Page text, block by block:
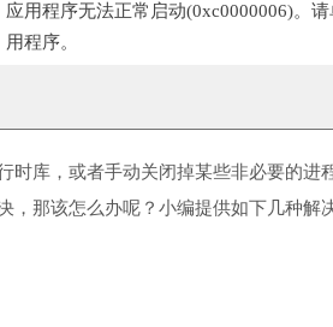
应用程序无法正常启动(0xc0000006)。
用程序。
时库，或者手动关闭掉某些非必要的
，那该怎么办呢？小编提供如下几种解